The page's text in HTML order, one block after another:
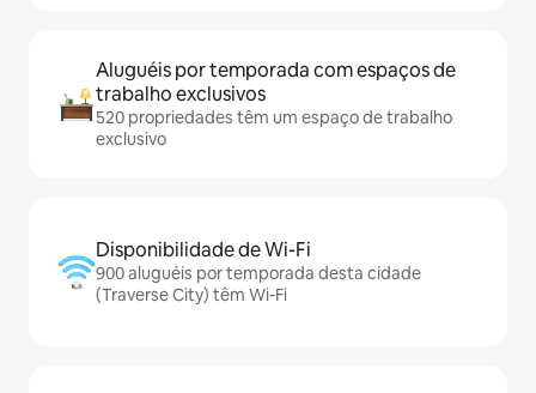
Aluguéis por temporada com espaços de
trabalho exclusivos
520 propriedades têm um espaço de trabalho
exclusivo
Disponibilidade de Wi-Fi
900 aluguéis por temporada desta cidade
(Traverse City) têm Wi-Fi